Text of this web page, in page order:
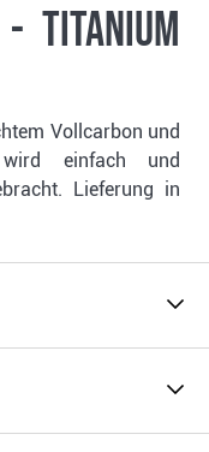
titanium
Vollcarbon und
wird einfach und
Lieferung in